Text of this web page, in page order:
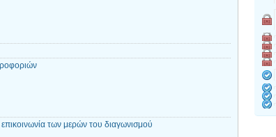
των μερών του διαγωνισμού